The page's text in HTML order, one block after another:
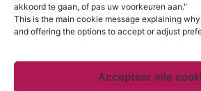
akkoord te gaan, of pas uw voorkeuren aan."
This is the main cookie message explaining why
and offering the options to accept or adjust
Accepteer alle
Onze informatie